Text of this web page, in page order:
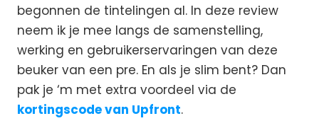
begonnen de tintelingen al. In deze review
neem ik je mee langs de samenstelling,
werking en gebruikerservaringen van deze
beuker van een pre. En als je slim bent? Dan
pak je ‘m met extra voordeel via de
kortingscode van Upfront.